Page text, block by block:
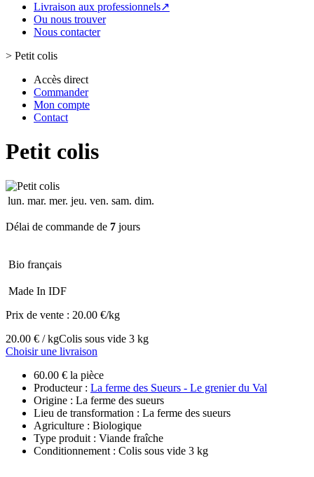
Livraison aux professionnels↗
Ou nous trouver
Nous contacter
> Petit colis
Accès direct
Commander
Mon compte
Contact
Petit colis
lun. mar. mer. jeu. ven. sam. dim.
Délai de commande de 7 jours
Bio français
Made In IDF
Prix de vente : 20.00 €/kg
20.00 € / kgColis sous vide 3 kg
Choisir une livraison
60.00 € la pièce
Producteur : La ferme des Sueurs - Le grenier du Val
Origine : La ferme des sueurs
Lieu de transformation : La ferme des sueurs
Agriculture : Biologique
Type produit : Viande fraîche
Conditionnement : Colis sous vide 3 kg